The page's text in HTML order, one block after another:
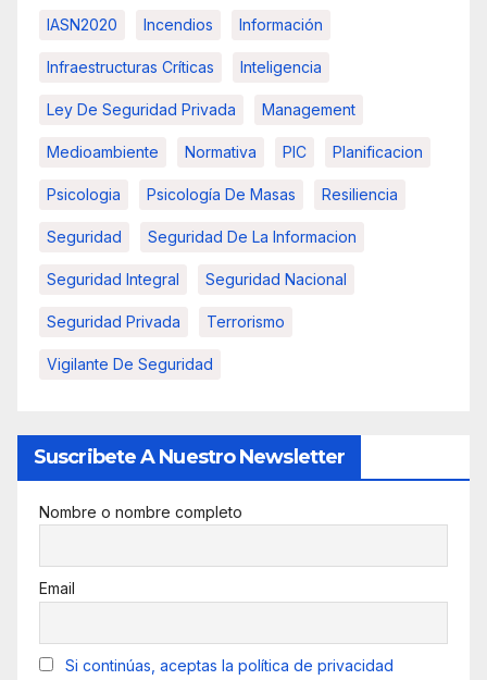
IASN2020 Incendios Información
Infraestructuras Críticas Inteligencia
Ley De Seguridad Privada Management
Medioambiente Normativa PIC Planificacion
Psicologia Psicología De Masas Resiliencia
Seguridad Seguridad De La Informacion
Seguridad Integral Seguridad Nacional
Seguridad Privada Terrorismo
Vigilante De Seguridad
Suscribete A Nuestro Newsletter
Nombre o nombre completo
Email
Si continúas, aceptas la política de privacidad